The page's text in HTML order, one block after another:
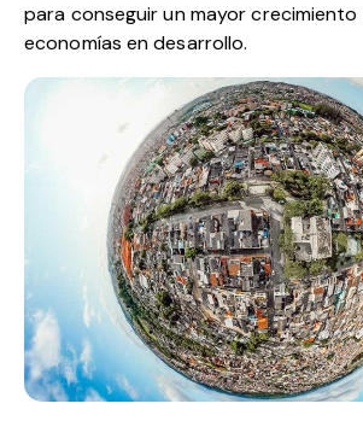
para conseguir un mayor crecimiento
economías en desarrollo.